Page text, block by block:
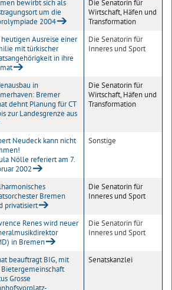
bewirbt sich als
um die
2004
Die Senatorin für
Wirtschaft, Häfen und
Transformation
Ausreise einer
mit türkischer
in ihre
Die Senatorin für
Inneres und Sport
in
Bremer
dehnt Planung für CT
zur Landesgrenze aus
Die Senatorin für
Wirtschaft, Häfen und
Transformation
Neudeck kann nicht
Nölle referiert am 7.
2002
Sonstige
Bremen
privatisiert
Die Senatorin für
Inneres und Sport
Renes wird neuer
in Bremen
Die Senatorin für
Inneres und Sport
beauftragt BIG, mit
Grosse
Senatskanzlei